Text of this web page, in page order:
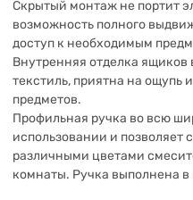
Скрытый монтаж не портит
возможность полного
доступ к необходимым
Внутренняя отделка
текстиль, приятна на ощупь
предметов.
Профильная ручка во всю
использовании и позволяет
различными цветами
комнаты. Ручка выполнена